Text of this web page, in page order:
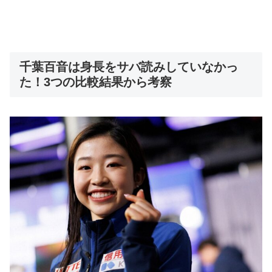
千葉百音は身長をサバ読みしていなかっ
た！3つの比較結果から考察